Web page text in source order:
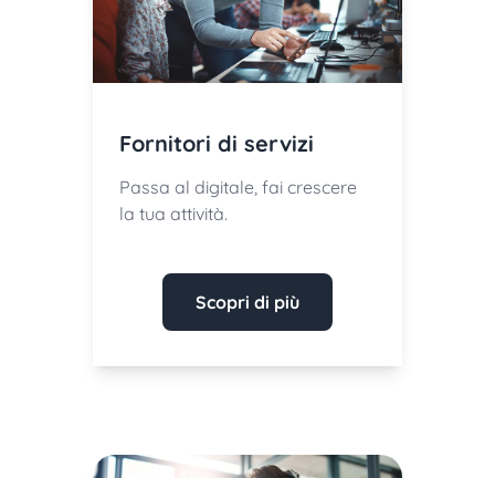
Fornitori di servizi
Passa al digitale, fai crescere
la tua attività.
Scopri di più